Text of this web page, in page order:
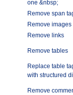
one &nbsp;
Remove span
Remove images
Remove links
Remove tables
Replace table
with structured
Remove